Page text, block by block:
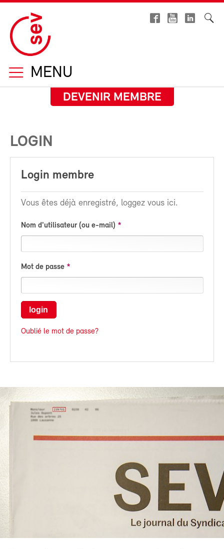
MENU
DEVENIR MEMBRE
LOGIN
Login membre
Vous êtes déjà enregistré, loggez vous ici.
Nom d'utilisateur (ou e-mail)
Mot de passe
login
Oublié le mot de passe?